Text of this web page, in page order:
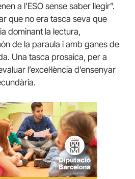
a l’ESO sense saber llegir”.
que no era tasca seva que
dominant la lectura,
de la paraula i amb ganes de
Una tasca prosaica, per a
l’excel·lència d’ensenyar